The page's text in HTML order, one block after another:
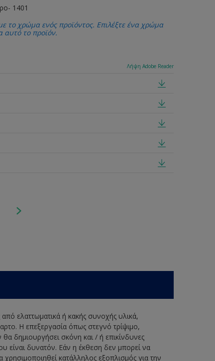
1401
το χρώμα ενός προϊόντος. Επιλέξτε ένα χρώμα
αυτό το προϊόν.
Λήψη Adobe Reader
από ελαττωματικά ή κακής συνοχής υλικά,
Η επεξεργασία όπως στεγνό τρίψιμο,
δημιουργήσει σκόνη και / ή επικίνδυνες
είναι δυνατόν. Εάν η έκθεση δεν μπορεί να
κατάλληλος εξοπλισμός για την